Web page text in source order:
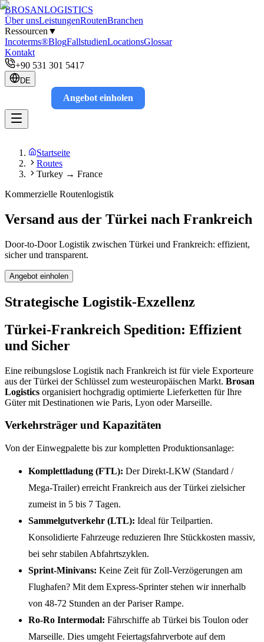
BROSANLOGISTICS
Über unsLeistungenRoutenBranchen
Ressourcen ▼
Incoterms®BlogFallstudienLocationsGlossar
Kontakt
+90 531 301 5417
DE
Angebot einholen
Startseite
Routes
Turkey → France
Kommerzielle Routenlogistik
Versand aus der Türkei nach Frankreich
Door-to-Door Logistik zwischen Türkei und Frankreich: effizient,
sicher und transparent.
Angebot einholen
Strategische Logistik-Exzellenz
Türkei-Frankreich Spedition: Effizient
und Sicher
Eine reibungslose Logistik nach Frankreich ist für viele Exporteure
aus der Türkei der Schlüssel zum westeuropäischen Markt. Brosan
Logistics organisiert hochgradig optimierte Lieferketten für Ihre
Güter mit Destinationen wie Paris, Lyon oder Marseille.
Verkehrsträger und Kapazitäten
Von der Einwegpalette bis zur kompletten Produktionsanlage:
Komplettladung (FTL): Der Direkt-LKW (Standard /
Mega-Trailer) erreicht Frankreich aus der Türkei zielsicher
zumeist in 5 bis 7 Tagen.
Sammelgutverkehr (LTL): Ideal für Teilpartien.
Konsolidierte Fahrzeuge reduzieren Ihre Stückkosten massiv,
bei sehr stabilen Abfahrtszyklen.
Sprint-Minivans: Keine Zeit für Zoll-Verzögerungen am
Flughafen? Mit dem Express-Sprinter stehen wir innerhalb
von 48-72 Stunden an der Pariser Rampe.
Ro-Ro Intermodal: Fährschiffe ab Türkei bis Toulon oder
Marseille. Dies umgeht Feiertagsfahrverbote auf dem